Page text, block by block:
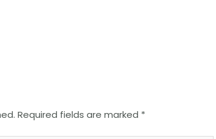
Required fields are marked *